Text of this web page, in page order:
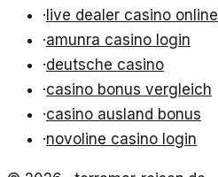
·live dealer casino online
·amunra casino login
·deutsche casino
·casino bonus vergleich
·casino ausland bonus
·novoline casino login